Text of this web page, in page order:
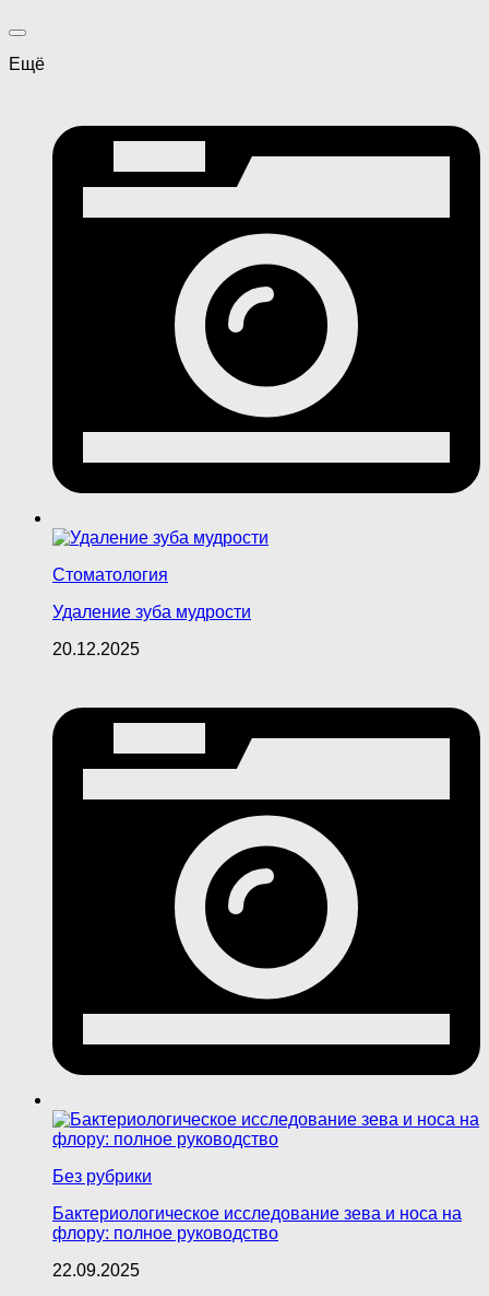
Ещё
Стоматология
Удаление зуба мудрости
20.12.2025
Без рубрики
Бактериологическое исследование зева и носа на
флору: полное руководство
22.09.2025